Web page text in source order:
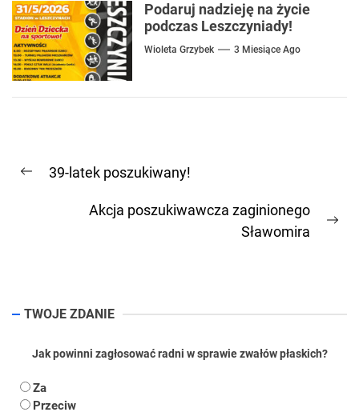
Podaruj nadzieję na życie
podczas Leszczyniady!
Wioleta Grzybek 3 Miesiące Ago
wpisu
Previous
39-latek poszukiwany!
Akcja poszukiwawcza zaginionego
Sławomira
TWOJE ZDANIE
Jak powinni zagłosować radni w sprawie zwałów płaskich?
Za
Przeciw